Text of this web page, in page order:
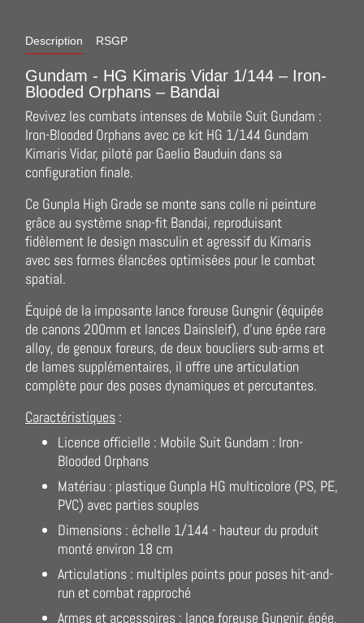
Description RSGP
Gundam - HG Kimaris Vidar 1/144 – Iron-
Blooded Orphans – Bandai
Revivez les combats intenses de Mobile Suit Gundam :
Iron-Blooded Orphans avec ce kit HG 1/144 Gundam
Kimaris Vidar, piloté par Gaelio Bauduin dans sa
configuration finale.
Ce Gunpla High Grade se monte sans colle ni peinture
grâce au système snap-fit Bandai, reproduisant
fidèlement le design masculin et agressif du Kimaris
avec ses formes élancées optimisées pour le combat
spatial.
Équipé de la imposante lance foreuse Gungnir (équipée
de canons 200mm et lances Dainsleif), d'une épée rare
alloy, de genoux foreurs, de deux boucliers sub-arms et
de lames supplémentaires, il offre une articulation
complète pour des poses dynamiques et percutantes.
Caractéristiques :
Licence officielle : Mobile Suit Gundam : Iron-
Blooded Orphans
Matériau : plastique Gunpla HG multicolore (PS, PE,
PVC) avec parties souples
Dimensions : échelle 1/144 - hauteur du produit
monté environ 18 cm
Articulations : multiples points pour poses hit-and-
run et combat rapproché
Armes et accessoires : lance foreuse Gungnir, épée,